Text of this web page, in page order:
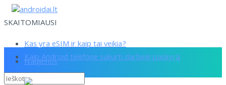
SKAITOMIAUSI
Kas yra eSIM ir kaip tai veikia?
Kaip Android telefone sukurti darbinę paskyrą
Naujienos